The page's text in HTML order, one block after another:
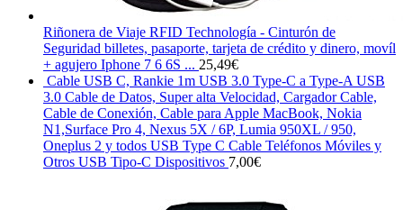
Riñonera de Viaje RFID Technología - Cinturón de
Seguridad billetes, pasaporte, tarjeta de crédito y dinero, movíl
+ agujero Iphone 7 6 6S ... 25,49€
Cable USB C, Rankie 1m USB 3.0 Type-C a Type-A USB
3.0 Cable de Datos, Super alta Velocidad, Cargador Cable,
Cable de Conexión, Cable para Apple MacBook, Nokia
N1,Surface Pro 4, Nexus 5X / 6P, Lumia 950XL / 950,
Oneplus 2 y todos USB Type C Cable Teléfonos Móviles y
Otros USB Tipo-C Dispositivos 7,00€